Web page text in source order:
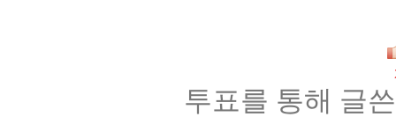
투표를 통해 글